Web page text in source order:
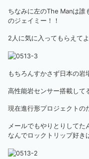
ちなみに左のThe Manは誰
のジェイミー！！
2人に気に入ってもらえて
もちろんすかさず日本の岩
高性能岩センサー搭載して
現在進行形プロジェクトの
メールでもやりとりしてた
なんでロックトリップ好き